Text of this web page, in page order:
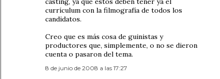
currículum con la filmografía de todos los
candidatos.
Creo que es más cosa de guinistas y
productores que, simplemente, o no se dieron
cuenta o pasaron del tema.
8 de junio de 2008 a las 17:27